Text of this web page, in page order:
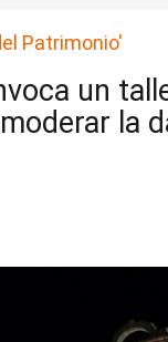
Patrimonio'
un
la